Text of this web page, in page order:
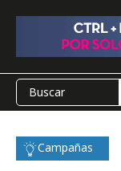
Campañas